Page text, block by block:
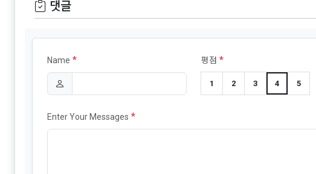
댓글
Name * 평점 *
1 2 3 4 5
Enter Your Messages *